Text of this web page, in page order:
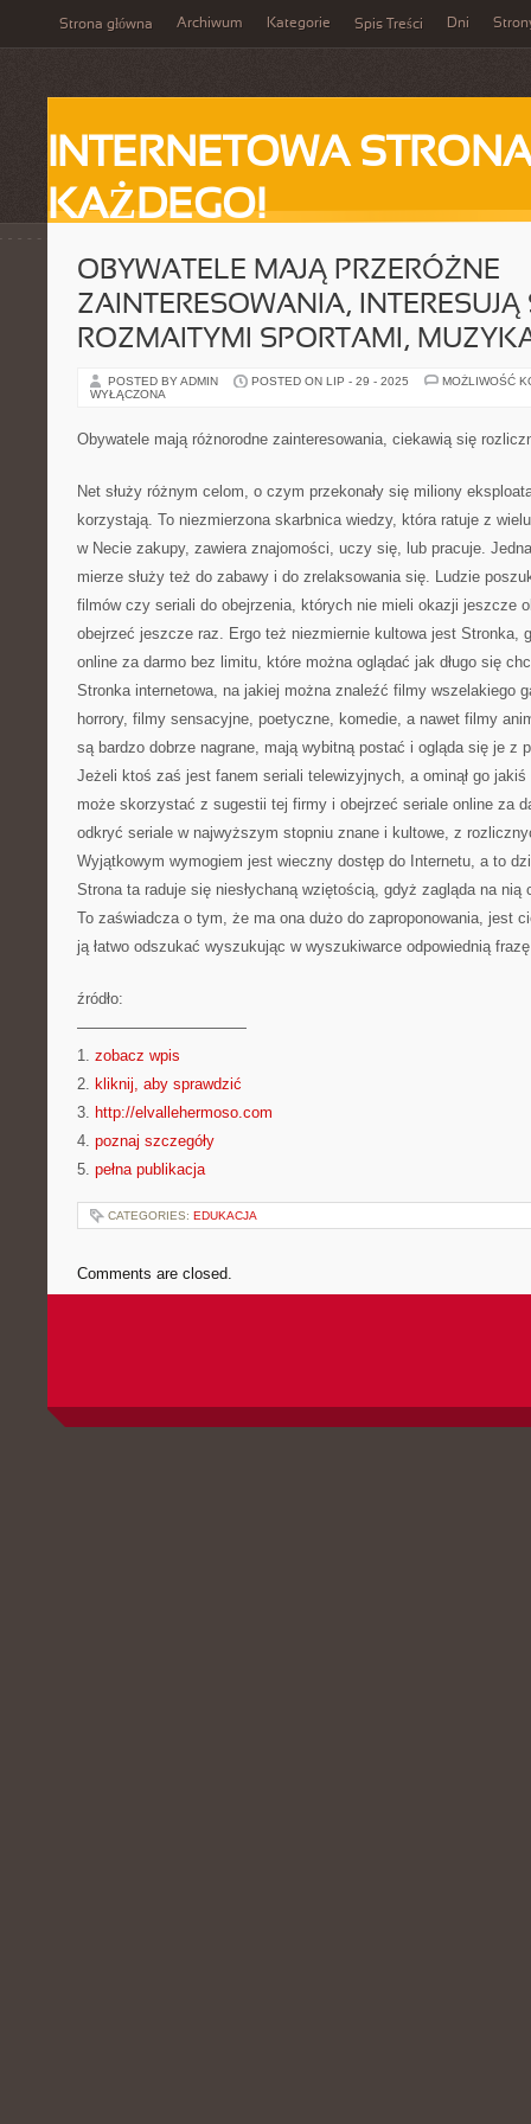
Strona główna Archiwum Kategorie Spis Treści Dni
INTERNETOWA
KAŻDEGO!
OBYWATELE MAJĄ PRZERÓŻNE
ZAINTERESOWANIA, INTERESUJĄ
ROZMAITYMI SPORTAMI,
POSTED BY ADMIN POSTED ON LIP - 29 - 2025
MOŻLIWOŚĆ
WYŁĄCZONA
Obywatele mają różnorodne zainteresowania, ciekawią się
Net służy różnym celom, o czym przekonały się miliony
korzystają. To niezmierzona skarbnica wiedzy, która ratuje z
w Necie zakupy, zawiera znajomości, uczy się, lub pracuje.
mierze służy też do zabawy i do zrelaksowania się. Ludzie
filmów czy seriali do obejrzenia, których nie mieli okazji jeszcze
obejrzeć jeszcze raz. Ergo też niezmiernie kultowa jest Stronka,
online za darmo bez limitu, które można oglądać jak długo się
Stronka internetowa, na jakiej można znaleźć filmy wszelakiego
horrory, filmy sensacyjne, poetyczne, komedie, a nawet filmy
są bardzo dobrze nagrane, mają wybitną postać i ogląda się je z
Jeżeli ktoś zaś jest fanem seriali telewizyjnych, a ominął go
może skorzystać z sugestii tej firmy i obejrzeć seriale online za
odkryć seriale w najwyższym stopniu znane i kultowe, z
Wyjątkowym wymogiem jest wieczny dostęp do Internetu, a to
Strona ta raduje się niesłychaną wziętością, gdyż zagląda na nią
To zaświadcza o tym, że ma ona dużo do zaproponowania, jest
ją łatwo odszukać wyszukując w wyszukiwarce odpowiednią
źródło:
———————————
1. zobacz wpis
2. kliknij, aby sprawdzić
3. http://elvallehermoso.com
4. poznaj szczegóły
5. pełna publikacja
CATEGORIES: EDUKACJA
Comments are closed.